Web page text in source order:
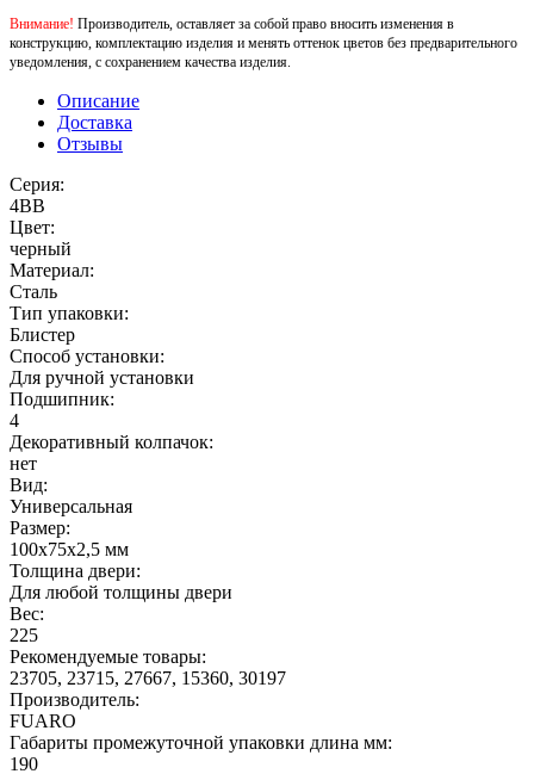
Внимание! Производитель, оставляет за собой право вносить изменения в
конструкцию, комплектацию изделия и менять оттенок цветов без предварительного
уведомления, с сохранением качества изделия.
Описание
Доставка
Отзывы
Серия:
4BB
Цвет:
черный
Материал:
Сталь
Тип упаковки:
Блистер
Способ установки:
Для ручной установки
Подшипник:
4
Декоративный колпачок:
нет
Вид:
Универсальная
Размер:
100x75x2,5 мм
Толщина двери:
Для любой толщины двери
Вес:
225
Рекомендуемые товары:
23705, 23715, 27667, 15360, 30197
Производитель:
FUARO
Габариты промежуточной упаковки длина мм:
190